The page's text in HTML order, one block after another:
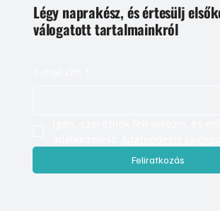
Légy naprakész, és értesülj
válogatott tartalmainkról
Feliratkozás